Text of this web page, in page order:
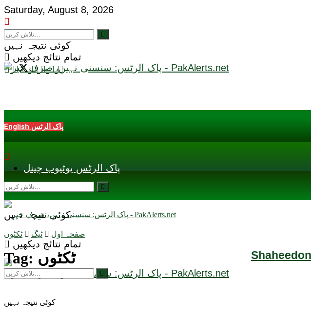
Saturday, August 8, 2026
کوئی نتیجہ نہیں
تمام نتائج دیکھیں
English پاک الرٹس
پاک الرٹس یوٹیوب چینل
کوئی نتیجہ نہیں
تمام نتائج دیکھیں
کوئی نتیجہ نہیں
صفحہ اول ٹیگ ٹکٹوں
Tag: ٹکٹوں